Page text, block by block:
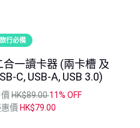
旅行必備
合一讀卡器 (兩卡槽 及
C, USB-A, USB 3.0)
HK$89.0011% OFF
價 HK$79.00